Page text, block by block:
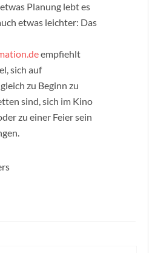
Planung lebt es
etwas leichter: Das
empfiehlt
sich auf
zu Beginn zu
sind, sich im Kino
zu einer Feier sein